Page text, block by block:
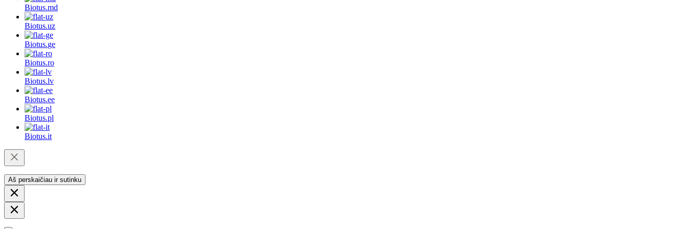
Biotus.md
Biotus.uz
Biotus.ge
Biotus.ro
Biotus.lv
Biotus.ee
Biotus.pl
Biotus.it
Aš perskaičiau ir sutinku